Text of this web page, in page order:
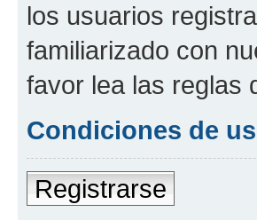
los usuarios
familiarizado con
favor lea las reglas
Condiciones de
Registrarse